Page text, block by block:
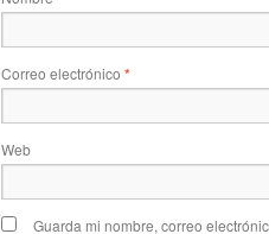
Correo electrónico *
Web
Guarda mi nombre, correo